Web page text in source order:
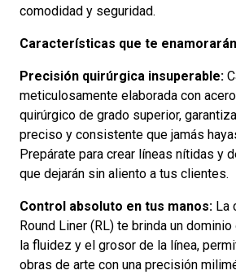
comodidad y seguridad.
Características que te
Precisión quirúrgica insuperable:
meticulosamente elaborada con
quirúrgico de grado superior,
preciso y consistente que jamás
Prepárate para crear líneas nítidas y
que dejarán sin aliento a tus clientes.
Control absoluto en tus manos: La
Round Liner (RL) te brinda un
la fluidez y el grosor de la línea,
obras de arte con una precisión